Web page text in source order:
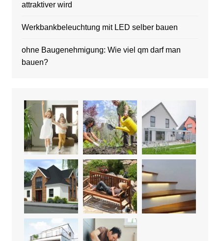
attraktiver wird
Werkbankbeleuchtung mit LED selber bauen
ohne Baugenehmigung: Wie viel qm darf man
bauen?